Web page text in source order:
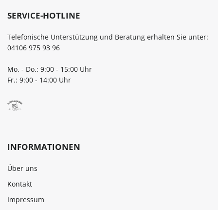
SERVICE-HOTLINE
Telefonische Unterstützung und Beratung erhalten Sie unter:
04106 975 93 96
Mo. - Do.: 9:00 - 15:00 Uhr
Fr.: 9:00 - 14:00 Uhr
INFORMATIONEN
Über uns
Kontakt
Impressum